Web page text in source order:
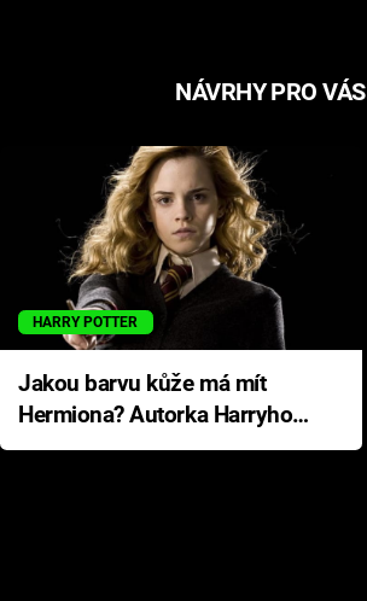
NÁVRHY PRO VÁS
HARRY POTTER
Jakou barvu kůže má mít
Hermiona? Autorka Harryho
Pottera přišla s ráznou